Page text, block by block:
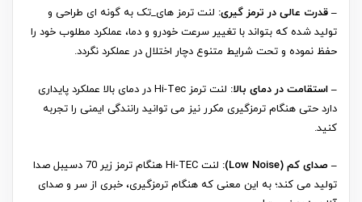
– قدرت عالی در ترمز گیری: لنت ترمز های_تک به گونه ای طراحی و
تولید شده که بتواند با تغییر سرعت خودرو و دما، عملکرد مطلوب خود را
حفظ نموده و تحت شرایط متنوع دچار اختلال در عملکرد نگردد.
– استقامت در دمای بالا:
لنت ترمز Hi-Tec در دمای بالا عملکرد پایداری
دارد حتی هنگام ترمزگیری مکرر نیز می توانید رانندگی ایمنی را تجربه
کنید.
– صدای کم (Low Noise):
لنت Hi-TEC هنگام ترمز زیر 70 دسیبل صدا
تولید می کند؛ به این معنی که هنگام ترمزگیری، خبری از سر و صدای